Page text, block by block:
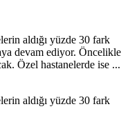
aldığı yüzde 30 fark
devam ediyor. Öncelikle
Özel hastanelerde ise ...
aldığı yüzde 30 fark